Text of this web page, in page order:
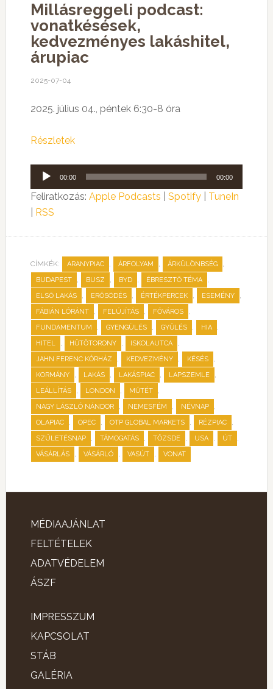
Millásreggeli podcast:
vonatkésések,
kedvezményes lakáshitel,
árupiac
2025-07-04
2025. július 04., péntek 6:30-8 óra
Részletek
Audió
lejátszó
00:00 00:00
Feliratkozás: Apple Podcasts Spotify| TuneIn
RSS
CÍMKÉK: ARANYPIAC , ÁRFOLYAM , ÁRKÜLÖNBSÉG ,
BUDAPEST , BUSZ , BYD , ÉBRESZTŐ TÉMA ,
ELSŐ LAKÁS , ERŐSÖDÉS , ÉRTÉKPERCEK , ESEMÉNY ,
FÁBIÁN LÓRÁNT , FELÚJÍTÁS , FŐVÁROS ,
FUNDAMENTUM , GYENGÜLÉS , GYŰLÉS , HIA ,
HITEL , HŰTŐTORONY , ISKOLAUTCA ,
JAHN FERENC KÓRHÁZ , KEDVEZMÉNY , KÉSÉS ,
KORMÁNY , LAKÁS , LAKÁSPIAC , LAPSZEMLE ,
LEÁLLÍTÁS , LONDON , MŰTÉT ,
NAGY LÁSZLÓ NÁNDOR , NEMESFÉM , NÉVNAP ,
OLAPIAC , OPEC , OTP GLOBAL MARKETS , RÉZPIAC ,
SZÜLETÉSNAP , TÁMOGATÁS , TŐZSDE , USA , ÚT ,
VÁSÁRLÁS , VÁSÁRLÓ , VASÚT , VONAT
MÉDIAAJÁNLAT
FELTÉTELEK
ADATVÉDELEM
ÁSZF
IMPRESSZUM
KAPCSOLAT
STÁB
GALÉRIA